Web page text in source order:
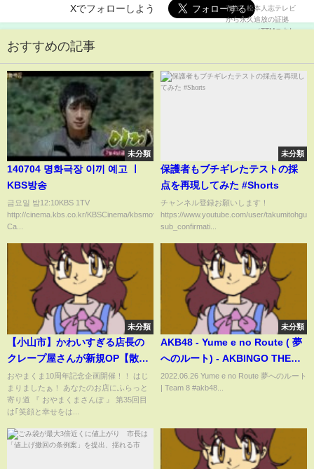
Xでフォローしよう
おすすめの記事
未分類
140704 명화극장 이끼 예고 ㅣ
KBS방송
금요일 밤12:10KBS 1TV
http://cinema.kbs.co.kr/KBSCinema/kbsmov_list.asp?
Ca...
未分類
保護者もブチギレたテストの採
点を再現してみた #Shorts
チャンネル登録お願いします！
https://www.youtube.com/user/takumitohgu?
sub_confirmati...
未分類
【小山市】かわいすぎる店長の
クレープ屋さんが新規OP【散
歩】
おやまくま10周年記念企画開催！！ はじ
まりましたぁ！ あなたのお店にふらっと
寄り道 『 おやまくまさんぽ 』 第35回目
は｢笑顔と幸せをは...
未分類
AKB48 - Yume e no Route ( 夢
へのルート) - AKBINGO THE
FINAL [4K 60fps]
2022.06.26 Yume e no Route 夢へのルート
| Team 8 #akb48...